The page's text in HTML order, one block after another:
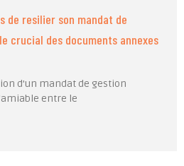
de resilier son mandat de
crucial des documents annexes
d’un mandat de gestion
entre le